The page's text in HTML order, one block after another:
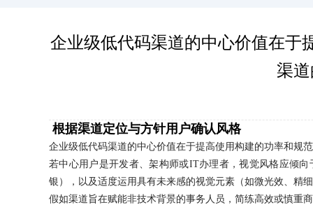
24小时服务热线：
企业级低代码渠道的中心价值在于
渠
根据渠道定位与方针用户确认风格
企业级低代码渠道的中心价值在于提高使用构建的功率和规
若中心用户是开发者、架构师或IT办理者，视觉风格应倾
银），以及适度运用具有未来感的视觉元素（如微光效、精
假如渠道旨在赋能非技术背景的事务人员，简练高效或慎重